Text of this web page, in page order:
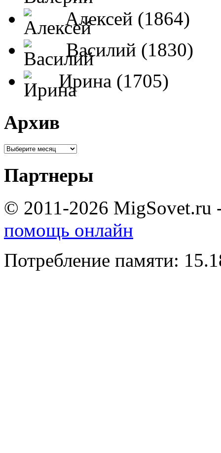
Алексей (1864)
Василий (1830)
Ирина (1705)
Архив
Партнеры
© 2011-2026 MigSovet.ru
помощь онлайн
Потребление памяти: